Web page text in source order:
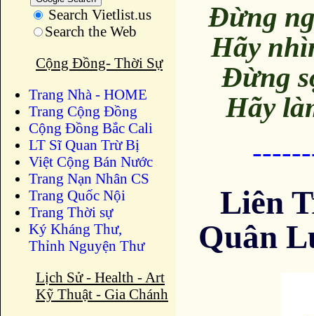
Search Vietlist.us
Search the Web
Cộng Đồng- Thời Sự
Trang Nhà - HOME
Trang Cộng Đồng
Cộng Đồng Bắc Cali
LT Sĩ Quan Trừ Bị
Việt Cộng Bán Nước
Trang Nạn Nhân CS
Trang Quốc Nội
Trang Thời sự
Ký Kháng Thư,
Thỉnh Nguyện Thư
Lịch Sử - Health - Art
Kỹ Thuật - Gia Chánh
Đừng
Hãy
Đừng
Hãy
Liên
Quân